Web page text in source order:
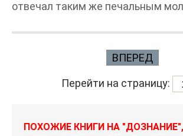
отвечал таким же печальным
ВПЕРЕД
Перейти на страницу:
ПОХОЖИЕ КНИГИ НА "ДОЗНАНИЕ",